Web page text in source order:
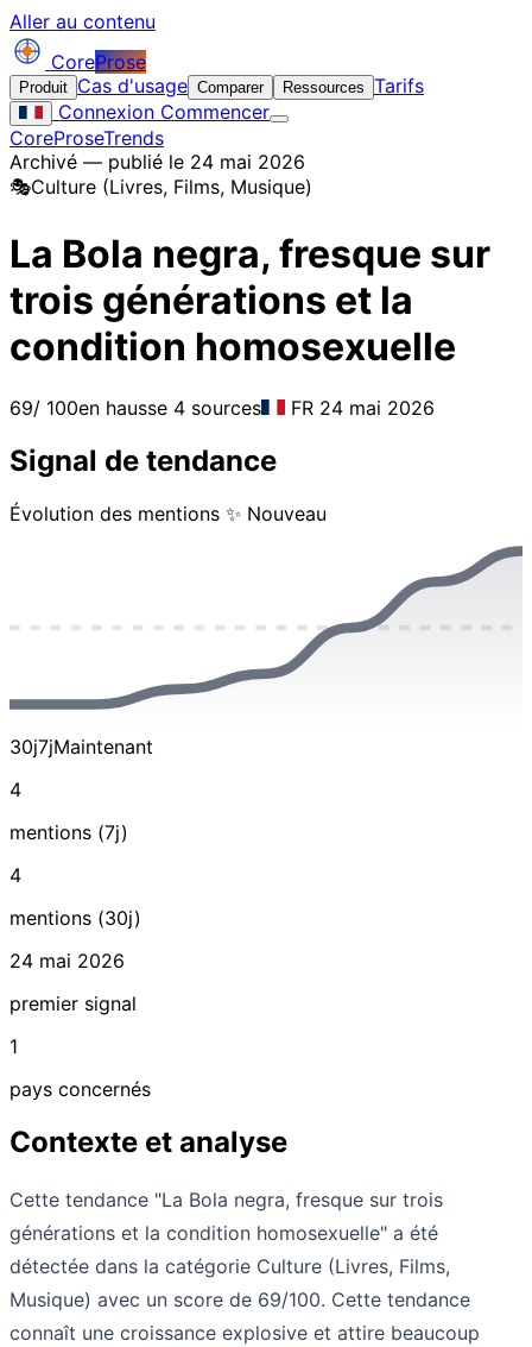
Aller au contenu
CoreProse
Produit Cas d'usage Comparer Ressources Tarifs
Connexion Commencer
CoreProseTrends
Archivé — publié le 24 mai 2026
🎭Culture (Livres, Films, Musique)
La Bola negra, fresque sur
trois générations et la
condition homosexuelle
69/ 100en hausse 4 sources FR 24 mai 2026
Signal de tendance
Évolution des mentions ✨ Nouveau
30j7jMaintenant
4
mentions (7j)
4
mentions (30j)
24 mai 2026
premier signal
1
pays concernés
Contexte et analyse
Cette tendance "La Bola negra, fresque sur trois
générations et la condition homosexuelle" a été
détectée dans la catégorie Culture (Livres, Films,
Musique) avec un score de 69/100. Cette tendance
connaît une croissance explosive et attire beaucoup